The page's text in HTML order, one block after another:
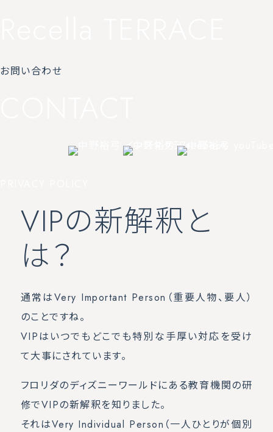
お問い合わせ
VIPの新解釈と
は？
通常はVery Important Person（重要人物、要人）
のことですね。
VIPはいつでもどこでも特別な手厚い対応を受け
て大事にされています。
フロリダのディズニーワールドにある教育機関の研
修でVIPの新解釈を知りました。
それはVery Individual Person（一人ひとりが個別